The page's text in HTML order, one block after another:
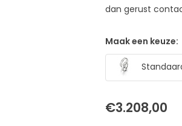
dan gerust
Maak een keuze:
€3.208,00